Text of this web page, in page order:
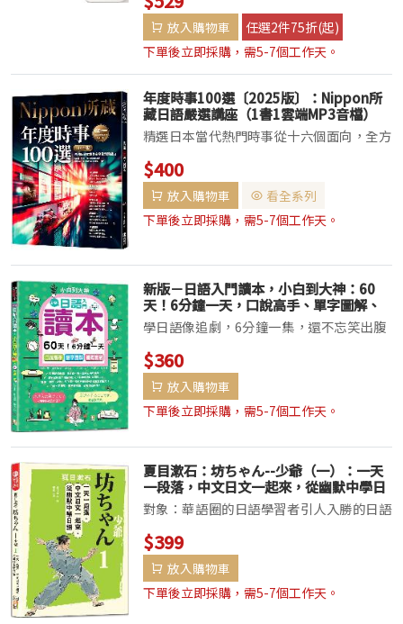
檔、文章單字列表、全書測驗」等，自我評
量... 放入購物車
任選2件75折(起)
下單後立即採購，需5-7個工作天。
年度時事100選〔2025版〕：Nippon所
藏日語嚴選講座（1書1雲端MP3音檔）
精選日本當代熱門時事從十六個面向，全方
位觀察日本社會趨勢躋身知日派的必備讀本
本書特色特色一、年度百大熱議話題，掌握
當代日本社會脈動本書精選日本各大媒體報
導的熱門話題，包括熱議焦點 「大谷翔平
$400
放入購物車
看全系列
下單後立即採購，需5-7個工作天。
新版－日語入門讀本，小白到大神：60
天！6分鐘一天，口說高手、單字圖解、
模考實戰（16K+QR Code_線上音檔）
學日語像追劇，6分鐘一集，還不忘笑出腹
肌！單字記得住？插圖神助攻，記憶就像貼
在額頭上！日檢？不緊張，模考練完後，考
場像遊樂場！感謝各位讀者長期的關注！這
次我們榮幸推出令人期待的新版—&md...
$360
放入購物車
下單後立即採購，需5-7個工作天。
夏目漱石：坊ちゃん--少爺（一）：一天
一段落，中文日文一起來，從幽默中學日
語（25K＋QR碼線上音檔）
對象：華語圈的日語學習者引人入勝的日語
學習體驗嘿，日語學習者們！還在為那些枯
燥乏味的教材苦惱嗎？別再煩惱了，這本書
就是你日語學習的救世主！《夏目漱石：坊
ちゃん——少爺（一）：一...
$399
放入購物車
下單後立即採購，需5-7個工作天。